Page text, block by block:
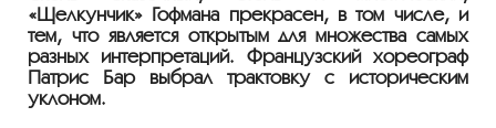
«Щелкунчик» Гофмана прекрасен, в том числе, и
тем, что является открытым для множества самых
разных интерпретаций. Французский хореограф
Патрис Бар выбрал трактовку с историческим
уклоном.